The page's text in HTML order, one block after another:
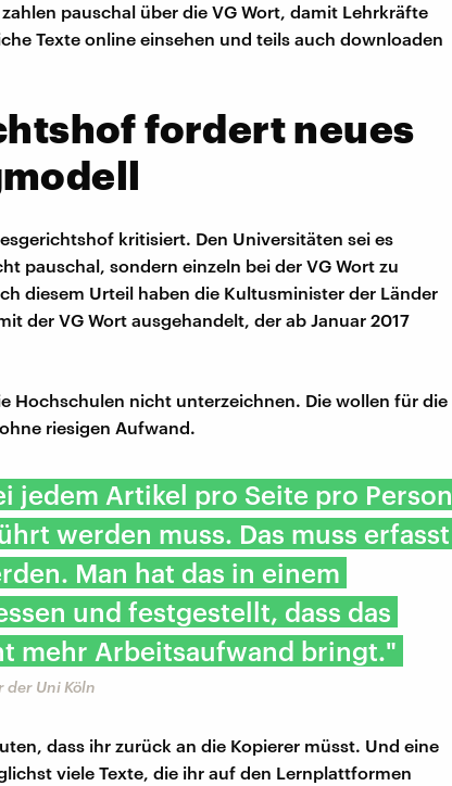
pauschal über die VG Wort, damit Lehrkräfte
Texte online einsehen und teils auch downloaden
fordert neues
kritisiert. Den Universitäten sei es
pauschal, sondern einzeln bei der VG Wort zu
diesem Urteil haben die Kultusminister der Länder
der VG Wort ausgehandelt, der ab Januar 2017
Hochschulen nicht unterzeichnen. Die wollen für die
riesigen Aufwand.
jedem Artikel pro Seite pro Person
werden muss. Das muss erfasst
Man hat das in einem
und festgestellt, dass das
mehr Arbeitsaufwand bringt."
der Uni Köln
dass ihr zurück an die Kopierer müsst. Und eine
viele Texte, die ihr auf den Lernplattformen